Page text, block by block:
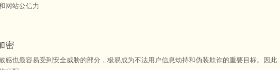
网站公信力
密
感也最容易受到安全威胁的部分，极易成为不法用户信息劫持和伪装欺诈的重要目标。因此